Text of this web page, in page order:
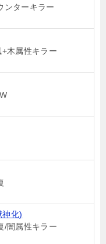
ンターキラー
+木属性キラー
神化)
/闇属性キラー